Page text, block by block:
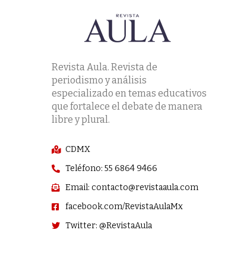
Revista Aula. Revista de
periodismo y análisis
especializado en temas educativos
que fortalece el debate de manera
libre y plural.
CDMX
Teléfono: 55 6864 9466
Email: contacto@revistaaula.com
facebook.com/RevistaAulaMx
Twitter: @RevistaAula